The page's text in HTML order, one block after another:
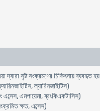
দ্বারা সৃষ্ট সংক্রমণের চিকিৎসায়
ল্যারিনজাইটিস)
এমপায়েমা, ব্রংকিএকটাসিস)
ক্ষত, এব্সেস)